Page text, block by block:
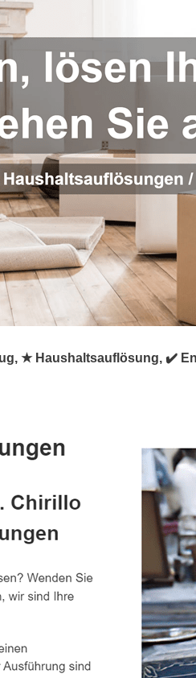
★ Haushaltsauflösung, ✔️